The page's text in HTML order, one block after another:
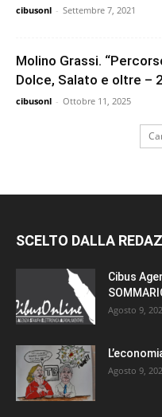
cibusonl - Settembre 7, 2021
Molino Grassi.
Dolce, Salato e oltre –
cibusonl - Ottobre 11, 2025
SCELTO DALLA
Cibus
Agosto 9,
Agosto 9,